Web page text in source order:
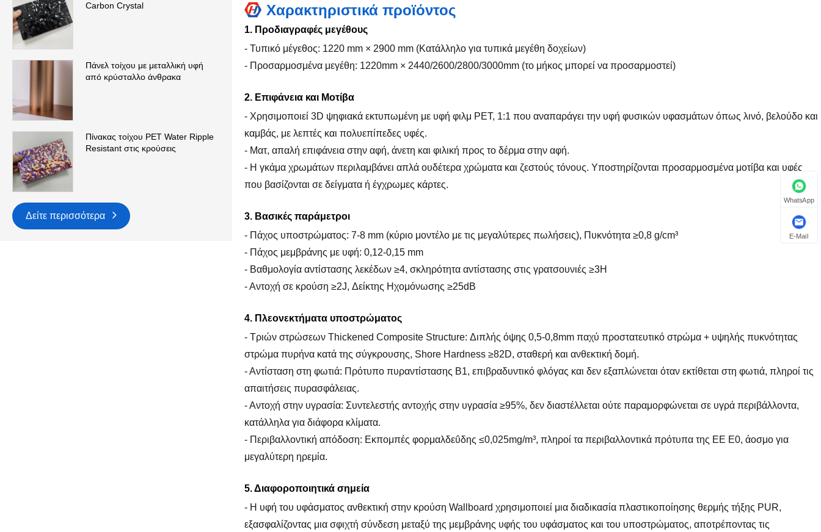
Carbon Crystal
Πάνελ τοίχου με μεταλλική υφή
από κρύσταλλο άνθρακα
Πίνακας τοίχου PET Water Ripple
Resistant στις κρούσεις
Δείτε περισσότερα
Χαρακτηριστικά προϊόντος
1. Προδιαγραφές μεγέθους
- Τυπικό μέγεθος: 1220 mm × 2900 mm (Κατάλληλο για τυπικά μεγέθη δοχείων)
- Προσαρμοσμένα μεγέθη: 1220mm × 2440/2600/2800/3000mm (το μήκος μπορεί να προσαρμοστεί)
2. Επιφάνεια και Μοτίβα
- Χρησιμοποιεί 3D ψηφιακά εκτυπωμένη με υφή φιλμ PET, 1:1 που αναπαράγει την υφή φυσικών υφασμάτων όπως λινό, βελούδο και
καμβάς, με λεπτές και πολυεπίπεδες υφές.
- Ματ, απαλή επιφάνεια στην αφή, άνετη και φιλική προς το δέρμα στην αφή.
- Η γκάμα χρωμάτων περιλαμβάνει απλά ουδέτερα χρώματα και ζεστούς τόνους. Υποστηρίζονται προσαρμοσμένα μοτίβα και υφές
που βασίζονται σε δείγματα ή έγχρωμες κάρτες.
3. Βασικές παράμετροι
- Πάχος υποστρώματος: 7-8 mm (κύριο μοντέλο με τις μεγαλύτερες πωλήσεις), Πυκνότητα ≥0,8 g/cm³
- Πάχος μεμβράνης με υφή: 0,12-0,15 mm
- Βαθμολογία αντίστασης λεκέδων ≥4, σκληρότητα αντίστασης στις γρατσουνιές ≥3H
- Αντοχή σε κρούση ≥2J, Δείκτης Ηχομόνωσης ≥25dB
4. Πλεονεκτήματα υποστρώματος
- Τριών στρώσεων Thickened Composite Structure: Διπλής όψης 0,5-0,8mm παχύ προστατευτικό στρώμα + υψηλής πυκνότητας
στρώμα πυρήνα κατά της σύγκρουσης, Shore Hardness ≥82D, σταθερή και ανθεκτική δομή.
- Αντίσταση στη φωτιά: Πρότυπο πυραντίστασης B1, επιβραδυντικό φλόγας και δεν εξαπλώνεται όταν εκτίθεται στη φωτιά, πληροί τις
απαιτήσεις πυρασφάλειας.
- Αντοχή στην υγρασία: Συντελεστής αντοχής στην υγρασία ≥95%, δεν διαστέλλεται ούτε παραμορφώνεται σε υγρά περιβάλλοντα,
κατάλληλα για διάφορα κλίματα.
- Περιβαλλοντική απόδοση: Εκπομπές φορμαλδεΰδης ≤0,025mg/m³, πληροί τα περιβαλλοντικά πρότυπα της ΕΕ E0, άοσμο για
μεγαλύτερη ηρεμία.
5. Διαφοροποιητικά σημεία
- Η υφή του υφάσματος ανθεκτική στην κρούση Wallboard χρησιμοποιεί μια διαδικασία πλαστικοποίησης θερμής τήξης PUR,
εξασφαλίζοντας μια σφιχτή σύνδεση μεταξύ της μεμβράνης υφής του υφάσματος και του υποστρώματος, αποτρέποντας τις
WhatsApp
E-Mail